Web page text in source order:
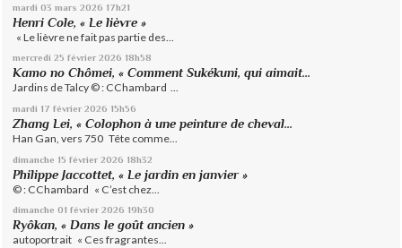
mardi 03 mars 2026 17h21
Henri Cole, « Le lièvre »
« Le lièvre ne fait pas partie des...
mercredi 25 février 2026 18h58
Kamo no Chômei, « Comment Sukékuni, qui aimait...
Jardins de Talcy © : CChambard ...
mardi 17 février 2026 15h56
Zhang Lei, « Colophon à une peinture de cheval...
Han Gan, vers 750 Tête comme...
dimanche 15 février 2026 18h32
Philippe Jaccottet, « Le jardin en janvier »
© : CChambard « C’est chez...
dimanche 01 février 2026 19h30
Ryôkan, « Dans le goût ancien »
autoportrait « Ces fragrantes...